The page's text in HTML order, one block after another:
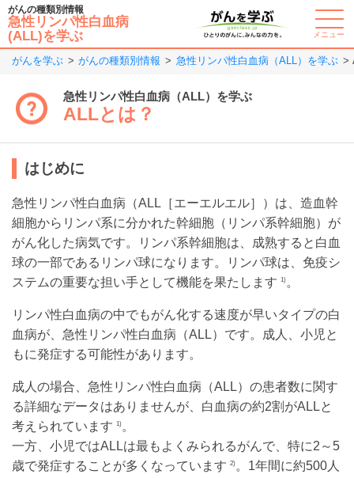
がんの種類別情報
急性リンパ性白血病
(ALL)を学ぶ
メニュー
がんを学ぶ がんの種類別情報 急性リンパ性白血病（ALL）を学ぶ
急性リンパ性白血病（ALL）を学ぶ
ALLとは？
はじめに
急性リンパ性白血病（ALL［エーエルエル］）は、造血幹
細胞からリンパ系に分かれた幹細胞（リンパ系幹細胞）が
がん化した病気です。リンパ系幹細胞は、成熟すると白血
球の一部であるリンパ球になります。リンパ球は、免疫シ
ステムの重要な担い手として機能を果たします 1) 。
リンパ性白血病の中でもがん化する速度が早いタイプの白
血病が、急性リンパ性白血病（ALL）です。成人、小児と
もに発症する可能性があります。
成人の場合、急性リンパ性白血病（ALL）の患者数に関す
る詳細なデータはありませんが、白血病の約2割がALLと
考えられています 1) 。
一方、小児ではALLは最もよくみられるがんで、特に2～5
歳で発症することが多くなっています 2) 。1年間に約500人